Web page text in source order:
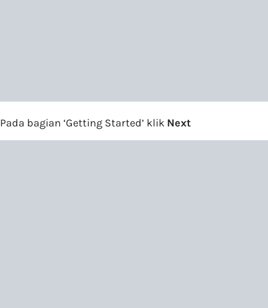
Pada bagian ‘Getting Started’ klik Next